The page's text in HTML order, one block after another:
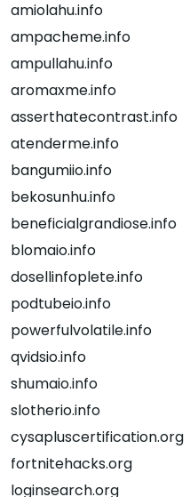
amiolahu.info
ampacheme.info
ampullahu.info
aromaxme.info
asserthatecontrast.info
atenderme.info
bangumiio.info
bekosunhu.info
beneficialgrandiose.info
blomaio.info
dosellinfoplete.info
podtubeio.info
powerfulvolatile.info
qvidsio.info
shumaio.info
slotherio.info
cysapluscertification.org
fortnitehacks.org
loginsearch.org